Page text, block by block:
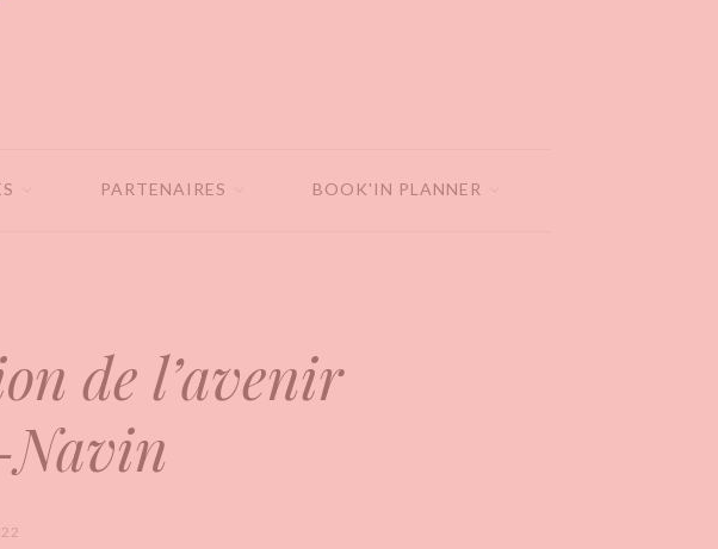
PARTENAIRES BOOK'IN PLANNER
de l’avenir
Navin